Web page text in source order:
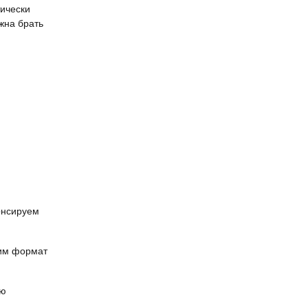
брать
формат